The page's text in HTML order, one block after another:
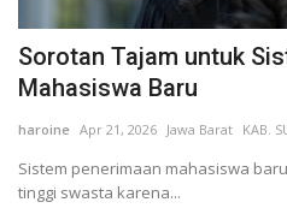
Sorotan Tajam untuk
Mahasiswa Baru
haroine Apr 21, 2026 Jawa Barat KAB.
Sistem penerimaan mahasiswa
tinggi swasta karena...